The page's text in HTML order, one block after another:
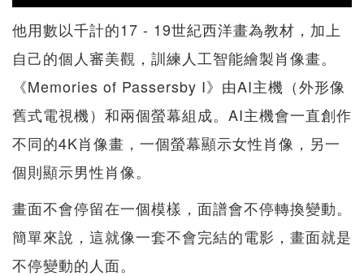
他用數以千計的17 - 19世紀西洋畫為教材，加上
自己的個人審美觀，訓練人工智能繪製肖像畫。
《Memories of Passersby I》由AI主機（外形像
舊式電視機）和兩個螢幕組成。AI主機會一直創作
不同的4K肖像畫，一個螢幕顯示女性肖像，另一
個則顯示男性肖像。
畫面不會停留在一個模樣，面譜會不停轉換變動。
簡單來說，這就像一套不會完結的電影，畫面就是
不停變動的人面。